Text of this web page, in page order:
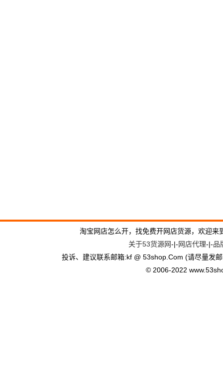
淘宝网店怎么开，找免费开网店货源，欢迎
关于53货源网-|-网店代理-|-品
投诉、建议联系邮箱:kf @ 53shop.Com (请尽量发
© 2006-2022